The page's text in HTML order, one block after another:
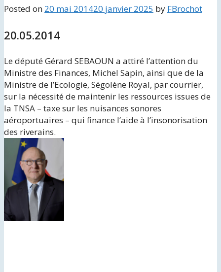
Posted on 20 mai 201420 janvier 2025 by FBrochot
20.05.2014
Le député Gérard SEBAOUN a attiré l’attention du
Ministre des Finances, Michel Sapin, ainsi que de la
Ministre de l’Ecologie, Ségolène Royal, par courrier,
sur la nécessité de maintenir les ressources issues de
la TNSA – taxe sur les nuisances sonores
aéroportuaires – qui finance l’aide à l’insonorisation
des riverains.